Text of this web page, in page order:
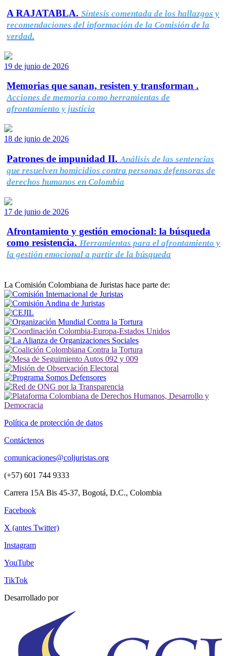
A RAJATABLA. Síntesis comentada de los hallazgos y
recomendaciones del información de la Comisión de la
verdad.
19 de junio de 2026
Memorias que sanan, resisten y transforman .
Acciones de memoria como herramientas de
afrontamiento y justicia
18 de junio de 2026
Patrones de impunidad II. Análisis de las sentencias
que resuelven homicidios contra personas defensoras de
derechos humanos en Colombia
17 de junio de 2026
Afrontamiento y gestión emocional: la búsqueda
como resistencia. Herramientas para el afrontamiento y
la gestión emocional a partir de la búsqueda
La Comisión Colombiana de Juristas hace parte de:
Política de protección de datos
Contáctenos
comunicaciones@coljuristas.org
(+57) 601 744 9333
Carrera 15A Bis 45-37, Bogotá, D.C., Colombia
Facebook
X (antes Twitter)
Instagram
YouTube
TikTok
Desarrollado por